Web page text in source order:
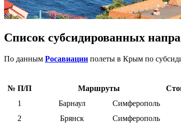
Список субсидированных
По данным Росавиации полеты в Крым по
№ П/П Маршруты
1
Барнаул Симферополь
2
Брянск Симферополь